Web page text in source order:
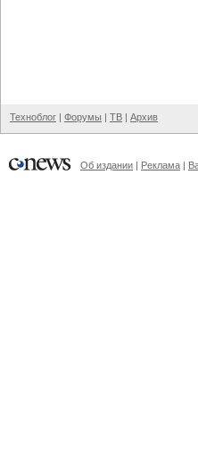
Техноблог | Форумы | ТВ | Архив
Об издании | Реклама |